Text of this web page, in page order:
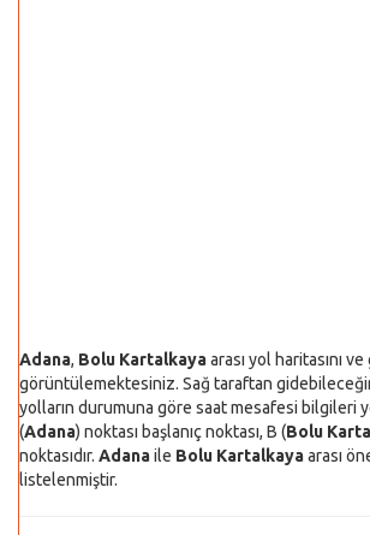
Adana, Bolu Kartalkayaarası yol haritasını ve
görüntülemektesiniz. Sağ taraftan
yolların durumuna göre saat mesafesi bilgileri
(Adana) noktası başlanıç noktası, B (Bolu
noktasıdır. Adanaile Bolu Kartalkayaarası
listelenmiştir.